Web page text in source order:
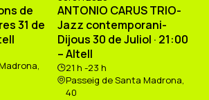
de
31 de
ANTONIO CARUS TRIO-
Jazz contemporani-
Dijous 30 de Juliol · 21:00
– Altell
21 h -23 h
Passeig de Santa Madrona,
40